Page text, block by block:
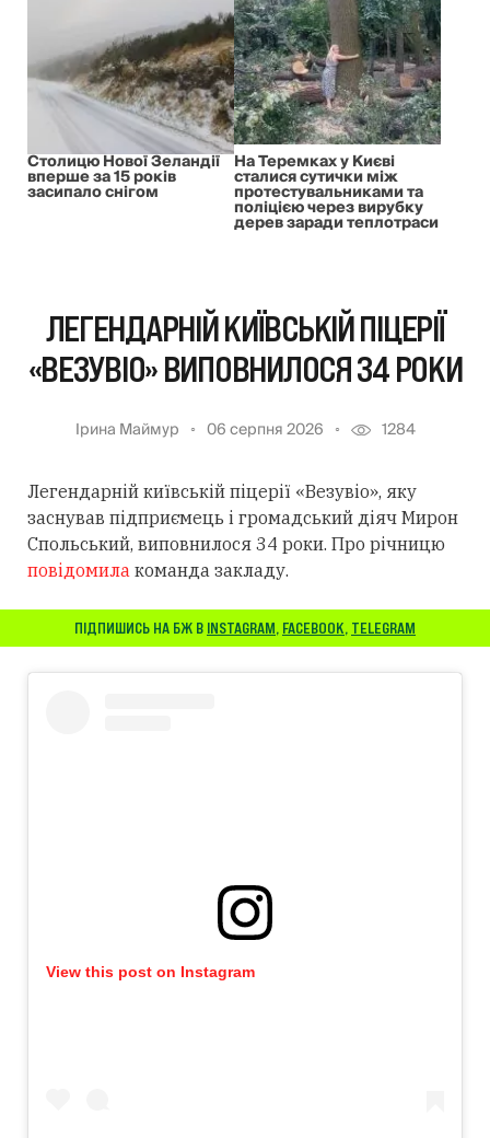
Столицю Нової Зеландії
вперше за 15 років
засипало снігом
На Теремках у Києві
сталися сутички між
протестувальниками та
поліцією через вирубку
дерев заради теплотраси
ЛЕГЕНДАРНІЙ КИЇВСЬКІЙ ПІЦЕРІЇ
«ВЕЗУВІО» ВИПОВНИЛОСЯ 34 РОКИ
Ірина Маймур 06 серпня 2026 1284
Легендарній київській піцерії «Везувіо», яку
заснував підприємець і громадський діяч Мирон
Спольський, виповнилося 34 роки. Про річницю
повідомила команда закладу.
ПІДПИШИСЬ НА БЖ В INSTAGRAM, FACEBOOK, TELEGRAM
View this post on Instagram